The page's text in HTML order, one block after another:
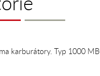
karburátory. Typ 1000